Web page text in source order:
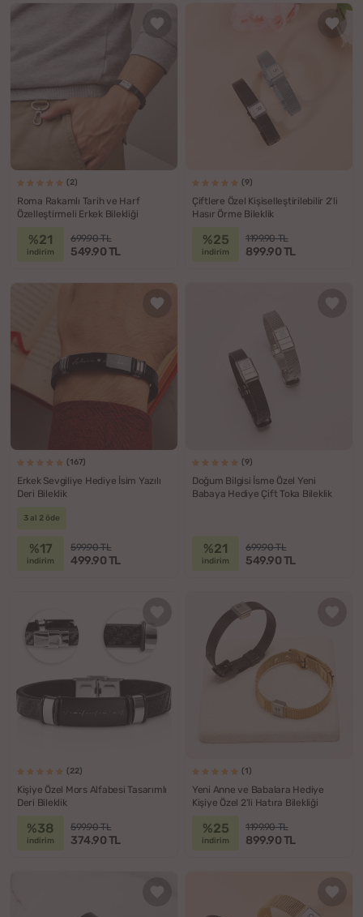
(2)
Roma Rakamlı Tarih ve Harf
Özelleştirmeli Erkek Bilekliği
%21
indirim
699.90 TL
549.90 TL
(9)
Çiftlere Özel Kişiselleştirilebilir 2'li
Hasır Örme Bileklik
%25
indirim
1199.90 TL
899.90 TL
(167)
Erkek Sevgiliye Hediye İsim Yazılı
Deri Bileklik
3 al 2 öde
%17
indirim
599.90 TL
499.90 TL
(9)
Doğum Bilgisi İsme Özel Yeni
Babaya Hediye Çift Toka Bileklik
%21
indirim
699.90 TL
549.90 TL
(22)
Kişiye Özel Mors Alfabesi Tasarımlı
Deri Bileklik
%38
indirim
599.90 TL
374.90 TL
(1)
Yeni Anne ve Babalara Hediye
Kişiye Özel 2'li Hatıra Bilekliği
%25
indirim
1199.90 TL
899.90 TL